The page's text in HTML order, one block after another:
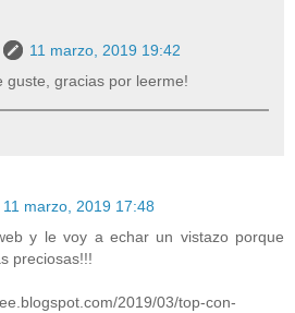
11 marzo, 2019 19:42
guste, gracias por leerme!
11 marzo, 2019 17:48
y le voy a echar un vistazo porque
preciosas!!!
2019/03/top-con-